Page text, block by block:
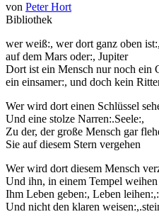
von Peter Hort
Bibliothek
wer weiß:, wer dort ganz oben
auf dem Mars oder:, Jupiter
Dort ist ein Mensch nur noch ein
ein einsamer:, und doch kein
Wer wird dort einen Schlüssel
Und eine stolze Narren:.Seele:,
Zu der, der große Mensch gar
Sie auf diesem Stern vergehen
Wer wird dort diesem Mensch
Und ihn, in einem Tempel weihen
Ihm Leben geben:, Leben leihen:,:
Und nicht den klaren